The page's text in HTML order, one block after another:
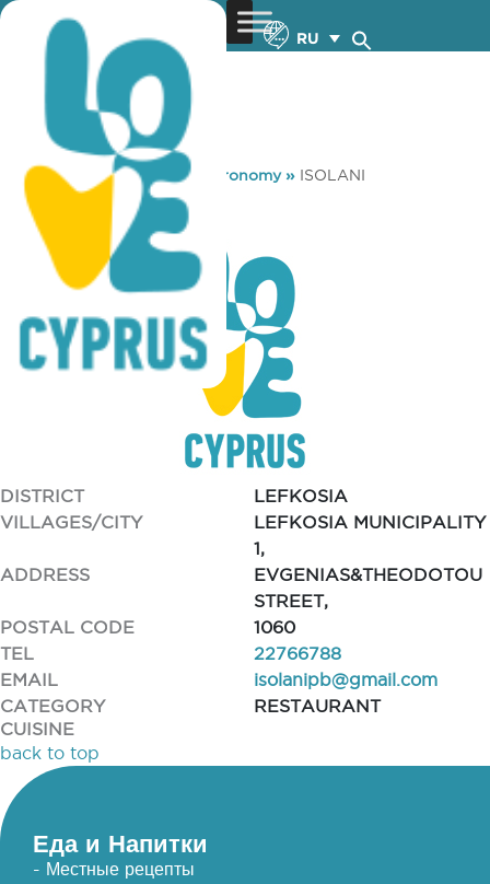
RU
You are here: Home »Gastronomy» ISOLANI
ISOLANI
DISTRICT
LEFKOSIA
VILLAGES/CITY
LEFKOSIA MUNICIPALITY
ADDRESS
1,
EVGENIAS&THEODOTOU
STREET,
POSTAL CODE
1060
TEL
22766788
EMAIL
isolanipb@gmail.com
CATEGORY
RESTAURANT
CUISINE
back to top
Еда и Напитки
- Местные рецепты